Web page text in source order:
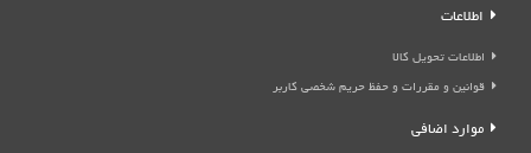
اطلاعات
اطلاعات تحویل کالا
قوانین و مقررات و حفظ حریم شخصی کاربر
موارد اضافی